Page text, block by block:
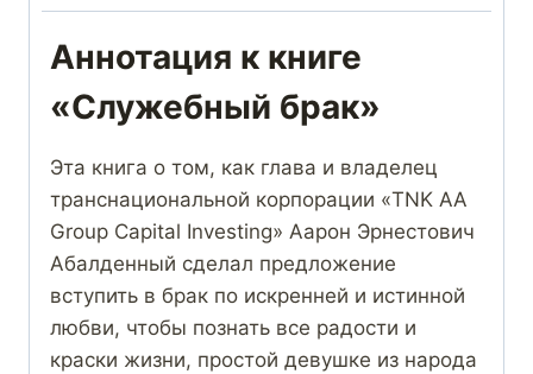
Аннотация к книге
«Служебный брак»
Эта книга о том, как глава и владелец
транснациональной корпорации «TNK AA
Group Capital Investing» Аарон Эрнестович
Абалденный сделал предложение
вступить в брак по искренней и истинной
любви, чтобы познать все радости и
краски жизни, простой девушке из народа